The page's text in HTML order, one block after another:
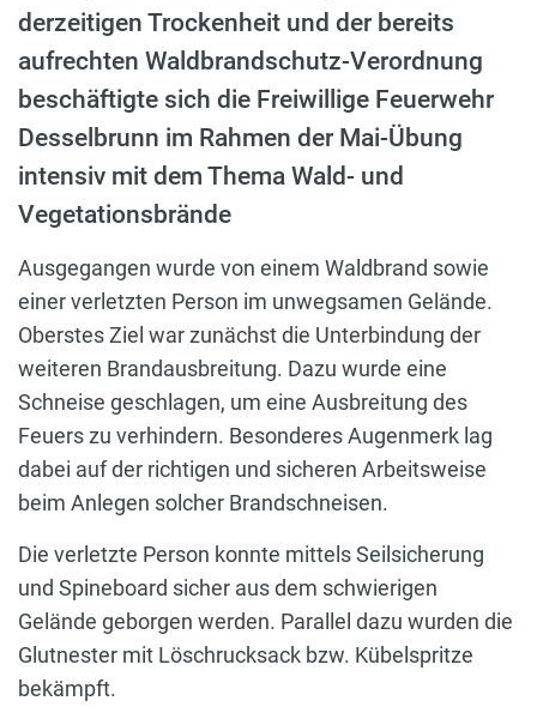
derzeitigen Trockenheit und der bereits
aufrechten Waldbrandschutz-Verordnung
beschäftigte sich die Freiwillige Feuerwehr
Desselbrunn im Rahmen der Mai-Übung
intensiv mit dem Thema Wald- und
Vegetationsbrände
Ausgegangen wurde von einem Waldbrand sowie
einer verletzten Person im unwegsamen Gelände.
Oberstes Ziel war zunächst die Unterbindung der
weiteren Brandausbreitung. Dazu wurde eine
Schneise geschlagen, um eine Ausbreitung des
Feuers zu verhindern. Besonderes Augenmerk lag
dabei auf der richtigen und sicheren Arbeitsweise
beim Anlegen solcher Brandschneisen.
Die verletzte Person konnte mittels Seilsicherung
und Spineboard sicher aus dem schwierigen
Gelände geborgen werden. Parallel dazu wurden die
Glutnester mit Löschrucksack bzw. Kübelspritze
bekämpft.